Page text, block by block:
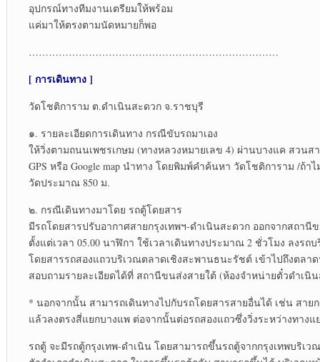
อุปกรณ์ทางทีมงานเตรียมให้พร้อม
แค่มาให้ตรงตามนัดหมายก็พอ
…………………………………………………………………
[ การเดินทาง ]
วัดโชติการาม ต.ดำเนินสะดวก จ.ราชบุรี
๑. รายละเอียดการเดินทาง กรณีขับรถมาเอง
ให้วิ่งตามถนนเพชรเกษม (ทางหลวงหมายเลข 4) ผ่านบางแค สว
GPS หรือ Google map นำทาง โดยพิมพ์คำค้นหา วัดโชติการาม /ถ้
วัดประมาณ 850 ม.
๒. กรณีเดินทางมาโดย รถตู้โดยสาร
มีรถโดยสารปรับอากาศสายกรุงเทพฯ-ดำเนินสะดวก ออกจากสถา
ตั้งแต่เวลา 05.00 นาฬิกา ใช้เวลาเดินทางประมาณ 2 ชั่วโมง ลงร
โดยสารรถสองแถวบริเวณตลาดเชิงสะพานธนะรัชต์ เข้าไปถึงตลา
สอบถามรายละเอียดได้ที่ สถานีขนส่งสายใต้ (ห้องจำหน่ายตั๋วดำเนิ
* นอกจากนั้น สามารถเดินทางไปกับรถโดยสารสายอื่นได้ เช่น สาย
แล้วลงตรงสี่แยกบางแพ ต่อจากนั้นต่อรถสองแถวซึ่งวิ่งระหว่างทาง
รถตู้ จะมีรถตู้กรุงเทพ-ดำเนิน โดยสามารถขึ้นรถตู้จากกรุงเทพบริเ